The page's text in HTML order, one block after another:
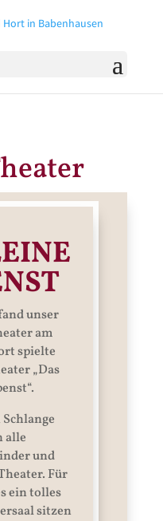
unser
am
spielte
„Das
alle
und
Für
ein tolles
sitzen